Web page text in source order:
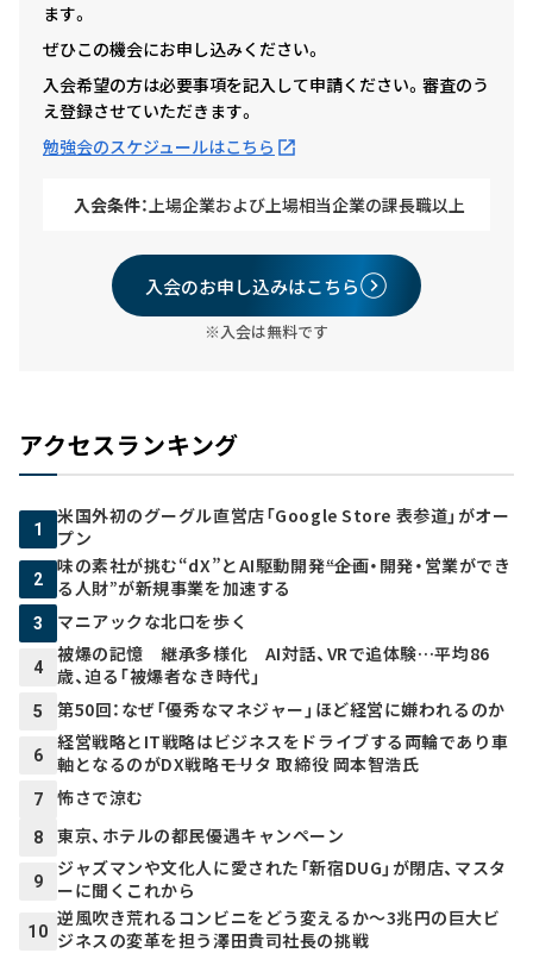
ます。
ぜひこの機会にお申し込みください。
入会希望の方は必要事項を記入して申請ください。審査のう
え登録させていただきます。
勉強会のスケジュールはこちら
入会条件：上場企業および上場相当企業の課長職以上
入会のお申し込みはこちら
※入会は無料です
アクセスランキング
1
米国外初のグーグル直営店「Google Store 表参道」がオー
プン
2
味の素社が挑む“dX”とAI駆動開発――“企画・開発・営業ができ
る人財”が新規事業を加速する
3 マニアックな北口を歩く
4
被爆の記憶 継承多様化 AI対話、VRで追体験…平均86
歳、迫る「被爆者なき時代」
5 第50回：なぜ「優秀なマネジャー」ほど経営に嫌われるのか
6
経営戦略とIT戦略はビジネスをドライブする両輪であり車
軸となるのがDX戦略――モリタ 取締役 岡本智浩氏
7 怖さで涼む
8 東京、ホテルの都民優遇キャンペーン
9
ジャズマンや文化人に愛された「新宿DUG」が閉店、マスタ
ーに聞くこれから
10
逆風吹き荒れるコンビニをどう変えるか～3兆円の巨大ビ
ジネスの変革を担う澤田貴司社長の挑戦